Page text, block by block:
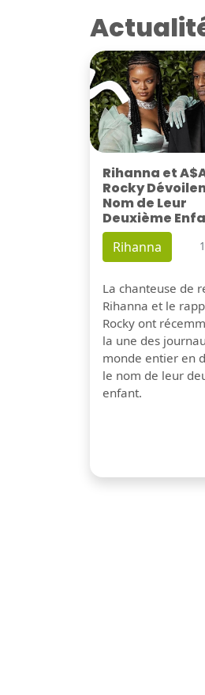
Rihanna et
Rocky
Nom de Leur
Deuxième
Rihanna
La chanteuse de
Rihanna et le
Rocky ont
la une des
monde entier en
le nom de leur
enfant.